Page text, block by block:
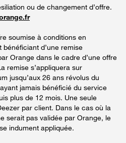
ou de changement d’offre.
soumise à conditions en
d’une remise
Orange dans le cadre d’une offre
remise s’appliquera sur
jusqu’aux 26 ans révolus du
jamais bénéficié du service
plus de 12 mois. Une seule
par client. Dans le cas où la
serait pas validée par Orange, le
indument appliquée.